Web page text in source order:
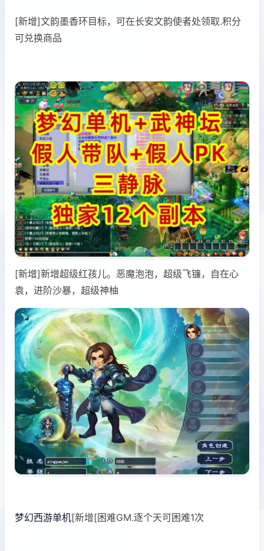
[新增]文韵墨香环目标，可在长安文韵使者处领取.积分
可兑换商品
[新增]新增超级红孩儿。恶魔泡泡，超级飞镰，自在心
袁，进阶沙暴，超级神柚
梦幻西游单机[新增[困难GM.逐个天可困难1次